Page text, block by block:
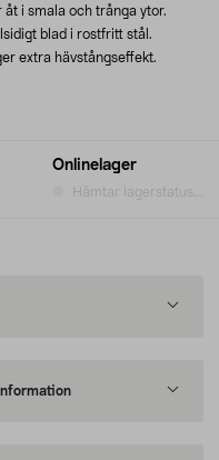
Onlinelager
Hämtar lagerstatus...
i smala och trånga ytor.
blad i rostfritt stål.
extra hävstångseffekt.